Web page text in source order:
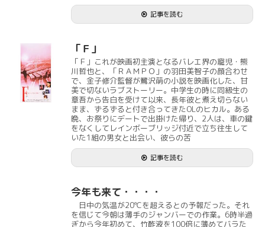
記事を読む
「Ｆ」
「Ｆ」これが映画初主演となるバレエ界の寵児・熊
川哲也と、「ＲＡＭＰＯ」の羽田美智子の顔合わせ
で、金子修介監督が鷺沢萌の小説を映画化した、甘
美で切ないラブストーリー。中学生の時に同級生の
章吾から告白を受けて以来、長年彼と煮え切らない
まま、ずるずると付き合ってきたOLのヒカル。ある
晩、お祭りにデートで出掛けた帰り、2人は、車の鍵
をなくしてレインボーブリッジ付近で立ち往生して
いた1組の男女と出会い、彼らの苦
記事を読む
今年も来て・・・・
日中の気温が20℃を超えるとの予報だった。それ
を信じて今朝は薄手のジャンバーでの作業。6時半過
ぎから今年初めて、竹酢液を100倍に薄めてバラた